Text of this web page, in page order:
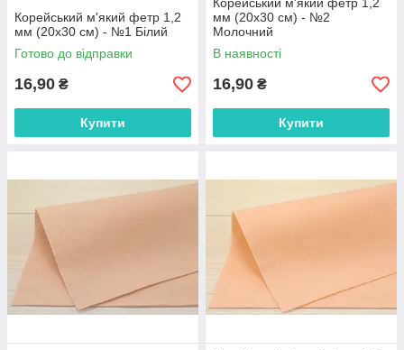
Корейський м'який фетр 1,2
мм (20х30 см) - №1 Білий
Готово до відправки
16,90 ₴
Купити
мм (20х30 см) - №2
Молочний
В наявності
16,90 ₴
Купити